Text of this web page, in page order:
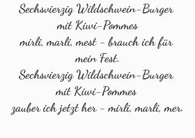
Sechsvierzig Wildschwein-Burger
mit Kiwi-Pommes
mirli, marli, mest - brauch ich für
mein Fest.
Sechsvierzig Wildschwein-Burger
mit Kiwi-Pommes
zauber ich jetzt her - mirli, marli, mer.